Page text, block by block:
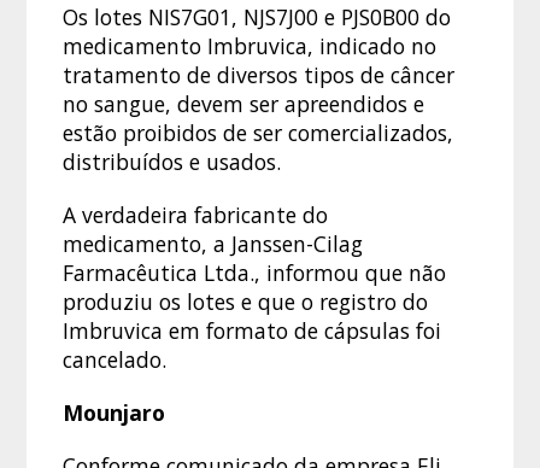
Os lotes NIS7G01, NJS7J00 e PJS0B00 do
medicamento Imbruvica, indicado no
tratamento de diversos tipos de câncer
no sangue, devem ser apreendidos e
estão proibidos de ser comercializados,
distribuídos e usados.
A verdadeira fabricante do
medicamento, a Janssen-Cilag
Farmacêutica Ltda., informou que não
produziu os lotes e que o registro do
Imbruvica em formato de cápsulas foi
cancelado.
Mounjaro